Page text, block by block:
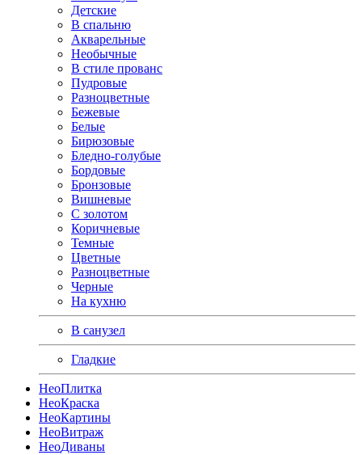
Детские
В спальню
Акварельные
Необычные
В стиле прованс
Пудровые
Разноцветные
Бежевые
Белые
Бирюзовые
Бледно-голубые
Бордовые
Бронзовые
Вишневые
С золотом
Коричневые
Темные
Цветные
Разноцветные
Черные
На кухню
В санузел
Гладкие
НеоПлитка
НеоКраска
НеоКартины
НеоВитраж
НеоДиваны